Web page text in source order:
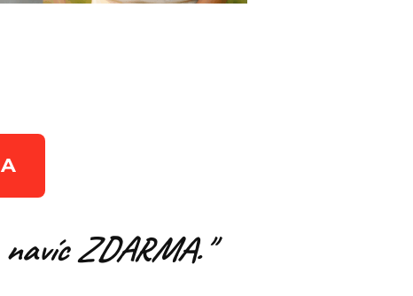
ZDARMA."